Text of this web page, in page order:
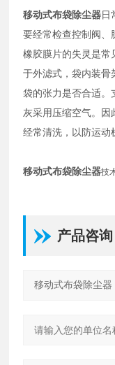
移动式布袋除尘器 日
要经常检查控制阀、
橡胶膜片的失灵是常
于外滤式，袋内装骨
袋的张力是否合适。
灰采用压缩空气。因
经常清洗，以防运动
移动式布袋除尘器技
产品咨询